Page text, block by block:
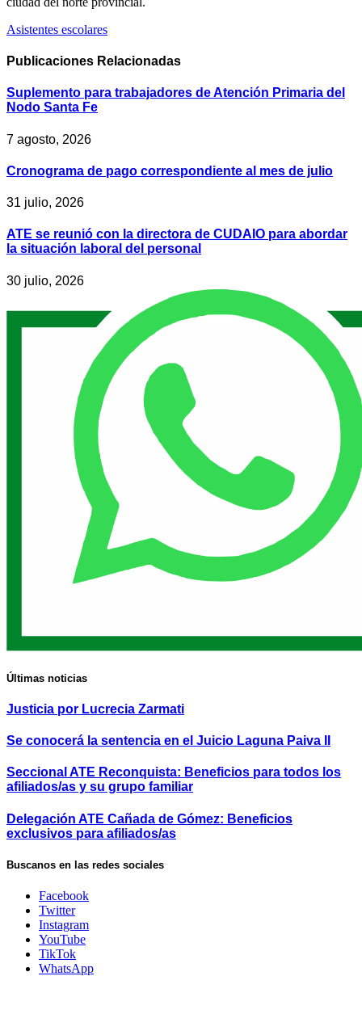
Asistentes escolares
Publicaciones Relacionadas
Suplemento para trabajadores de Atención Primaria del
Nodo Santa Fe
7 agosto, 2026
Cronograma de pago correspondiente al mes de julio
31 julio, 2026
ATE se reunió con la directora de CUDAIO para abordar
la situación laboral del personal
30 julio, 2026
Últimas noticias
Justicia por Lucrecia Zarmati
Se conocerá la sentencia en el Juicio Laguna Paiva II
Seccional ATE Reconquista: Beneficios para todos los
afiliados/as y su grupo familiar
Delegación ATE Cañada de Gómez: Beneficios
exclusivos para afiliados/as
Buscanos en las redes sociales
Facebook
Twitter
Instagram
YouTube
TikTok
WhatsApp